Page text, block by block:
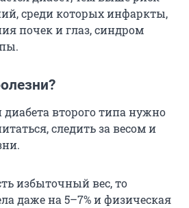
среди которых инфаркты,
почек и глаз, синдром
второго типа нужно
следить за весом и
избыточный вес, то
даже на 5–7% и физическая